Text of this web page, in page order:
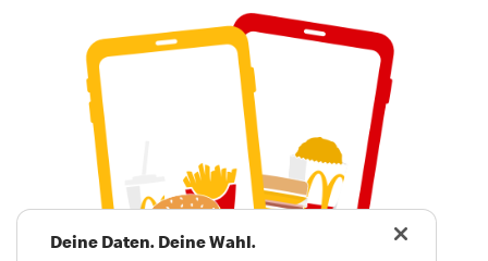
Deine Daten. Deine Wahl.